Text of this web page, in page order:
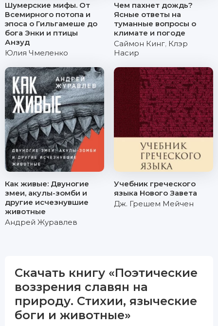
Шумерские мифы. От
Всемирного потопа и
эпоса о Гильгамеше до
бога Энки и птицы
Анзуд
Юлия Чмеленко
Чем пахнет дождь?
Ясные ответы на
туманные вопросы о
климате и погоде
Саймон Кинг, Клэр
Насир
Как живые: Двуногие
змеи, акулы-зомби и
другие исчезнувшие
животные
Андрей Журавлев
Учебник греческого
языка Нового Завета
Дж. Грешем Мейчен
Скачать книгу «Поэтические
воззрения славян на
природу. Стихии, языческие
боги и животные»